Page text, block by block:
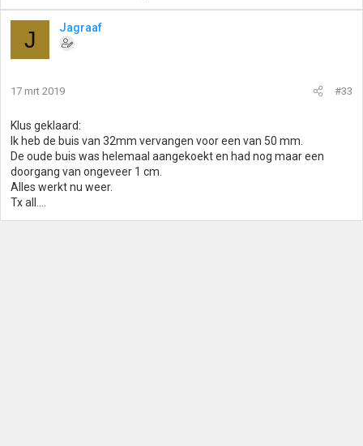
J Jagraaf
17 mrt 2019 #33
Klus geklaard:
Ik heb de buis van 32mm vervangen voor een van 50 mm.
De oude buis was helemaal aangekoekt en had nog maar een
doorgang van ongeveer 1 cm.
Alles werkt nu weer.
Tx all....